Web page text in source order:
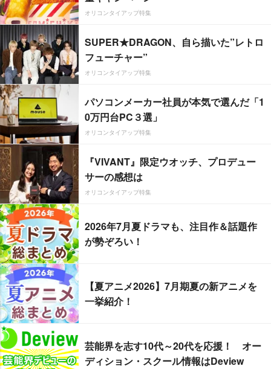
オリコンタイアップ特集
SUPER★DRAGON、自ら描いた”レトロ
フューチャー”
オリコンタイアップ特集
パソコンメーカー社員が本気で選んだ「1
0万円台PC３選」
オリコンタイアップ特集
『VIVANT』限定ウオッチ、プロデュー
サーの感想は
オリコンタイアップ特集
2026年7月夏ドラマも、注目作＆話題作
が勢ぞろい！
【夏アニメ2026】7月期夏の新アニメを
一挙紹介！
芸能界を志す10代～20代を応援！ オー
ディション・スクール情報はDeview